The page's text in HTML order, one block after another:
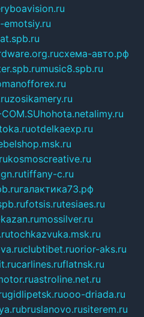
emotsiy.ru
схема-авто.рф
music8.spb.ru
zosikamery.ru
hohota.netalimy.ru
otdelkaexp.ru
kosmoscreative.ru
tiffany-c.ru
галактика73.рф
fotsis.rutesiaes.ru
mossilver.ru
tochkazvuka.msk.ru
clubtibet.ruorior-aks.ru
carlines.ruflatnsk.ru
astroline.net.ru
gidlipetsk.ruooo-driada.ru
bruslanovo.rusiterem.ru